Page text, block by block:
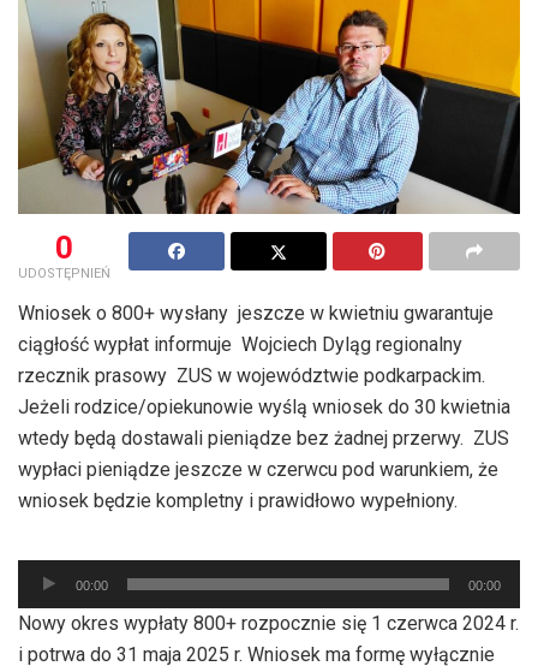
0
UDOSTĘPNIEŃ
Wniosek o 800+ wysłany jeszcze w kwietniu gwarantuje
ciągłość wypłat informuje Wojciech Dyląg regionalny
rzecznik prasowy ZUS w województwie podkarpackim.
Jeżeli rodzice/opiekunowie wyślą wniosek do 30 kwietnia
wtedy będą dostawali pieniądze bez żadnej przerwy. ZUS
wypłaci pieniądze jeszcze w czerwcu pod warunkiem, że
wniosek będzie kompletny i prawidłowo wypełniony.
Odtwarzacz
plików
dźwiękowych
00:00 00:00
Nowy okres wypłaty 800+ rozpocznie się 1 czerwca 2024 r.
i potrwa do 31 maja 2025 r. Wniosek ma formę wyłącznie